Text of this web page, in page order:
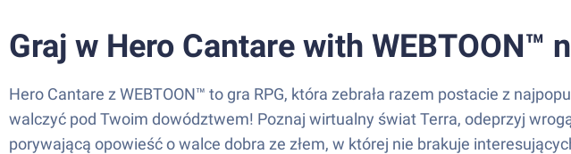
Graj w Hero Cantare with WEBTOON™
Hero Cantare z WEBTOON™ to gra RPG, która zebrała razem postacie z
walczyć pod Twoim dowództwem! Poznaj wirtualny świat Terra, odeprzyj
porywającą opowieść o walce dobra ze złem, w której nie brakuje